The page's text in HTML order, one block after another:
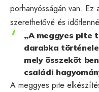
porhanyósságán van. Ez
szerethetővé és
„A meggyes pite
darabka
mely összeköt
családi
A meggyes pite